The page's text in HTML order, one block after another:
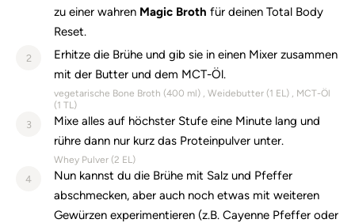
zu einer wahren Magic Broth für deinen Total Body
Reset.
2
Erhitze die Brühe und gib sie in einen Mixer zusammen
mit der Butter und dem MCT-Öl.
vegetarische Bone Broth (400 ml) Weidebutter (1 EL)
MCT-Öl
(1 TL)
3
Mixe alles auf höchster Stufe eine Minute lang und
rühre dann nur kurz das Proteinpulver unter.
Whey Pulver (2 EL)
4
Nun kannst du die Brühe mit Salz und Pfeffer
abschmecken, aber auch noch etwas mit weiteren
Gewürzen experimentieren (z.B. Cayenne Pfeffer oder